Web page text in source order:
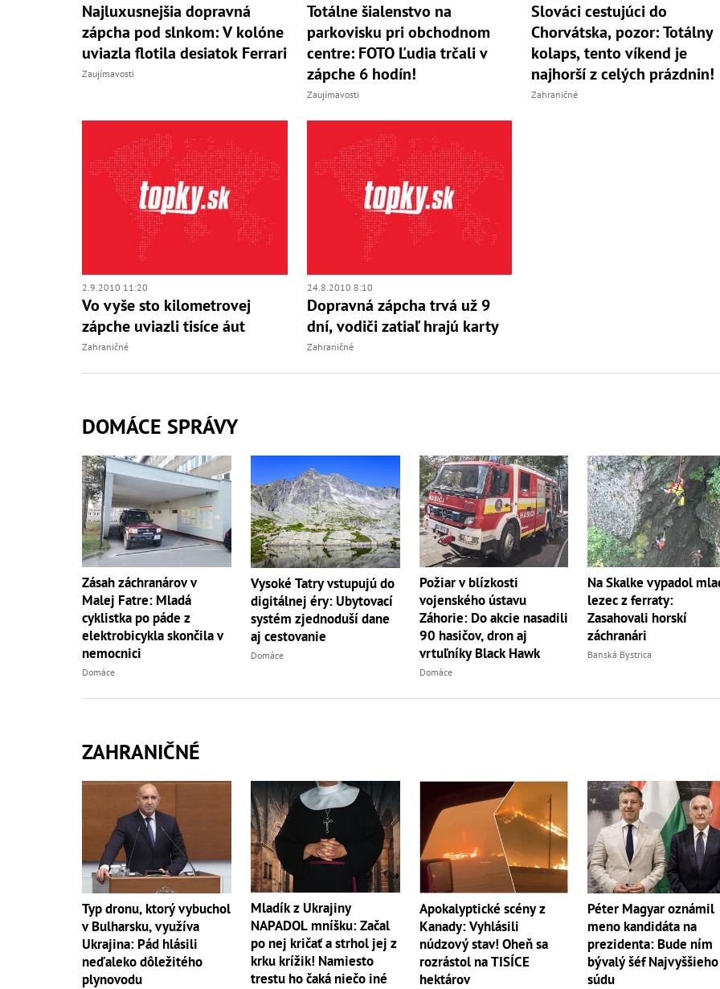
Najluxusnejšia dopravná
zápcha pod slnkom: V kolóne
uviazla flotila desiatok Ferrari
Zaujímavosti
Totálne šialenstvo na
parkovisku pri obchodnom
centre: FOTO Ľudia trčali v
zápche 6 hodín!
Zaujímavosti
Slováci cestujúci do
Chorvátska, pozor: Totálny
kolaps, tento víkend je
najhorší z celých prázdnin!
Zahraničné
2.9.2010 11:20
Vo vyše sto kilometrovej
zápche uviazli tisíce áut
Zahraničné
24.8.2010 8:10
Dopravná zápcha trvá už 9
dní, vodiči zatiaľ hrajú karty
Zahraničné
DOMÁCE SPRÁVY
Zásah záchranárov v
Malej Fatre: Mladá
cyklistka po páde z
elektrobicykla skončila v
nemocnici
Domáce
Vysoké Tatry vstupujú do
digitálnej éry: Ubytovací
systém zjednoduší dane
aj cestovanie
Domáce
Požiar v blízkosti
vojenského ústavu
Záhorie: Do akcie nasadili
90 hasičov, dron aj
vrtuľníky Black Hawk
Domáce
Na Skalke vypadol
lezec z ferraty:
Zasahovali horskí
záchranári
Banská Bystrica
ZAHRANIČNÉ
Typ dronu, ktorý vybuchol
v Bulharsku, využíva
Ukrajina: Pád hlásili
neďaleko dôležitého
plynovodu
Mladík z Ukrajiny
NAPADOL mníšku: Začal
po nej kričať a strhol jej z
krku krížik! Namiesto
trestu ho čaká niečo iné
Apokalyptické scény z
Kanady: Vyhlásili
núdzový stav! Oheň sa
rozrástol na TISÍCE
hektárov
Péter Magyar oznámil
meno kandidáta na
prezidenta: Bude ním
bývalý šéf Najvyššieho
súdu